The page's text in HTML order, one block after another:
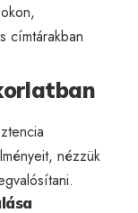
címtárakban
nézzük